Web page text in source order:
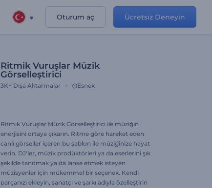
Oturum aç Ücretsiz Deneyin
Ritmik Vuruşlar Müzik
Görselleştirici
3K+ Dışa Aktarmalar Esnek
Ritmik Vuruşlar Müzik Görselleştirici ile müziğin
enerjisini ortaya çıkarın. Ritme göre hareket eden
canlı görseller içeren bu şablon ile müziğinize hayat
verin. DJ'ler, müzik prodüktörleri ya da eserlerini şık
şekilde tanıtmak ya da lanse etmek isteyen
müzisyenler için mükemmel bir seçenek. Kendi
parçanızı ekleyin, sanatçı ve şarkı adıyla özelleştirin